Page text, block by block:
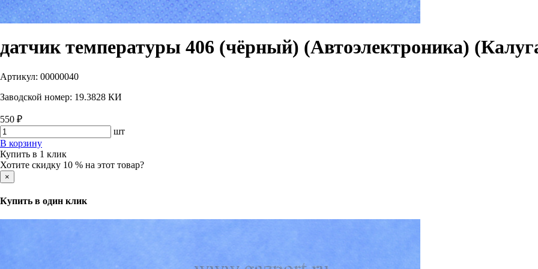
датчик температуры 406 (чёрный) (Автоэлектроника)
Артикул: 00000040
Заводской номер: 19.3828 КИ
550 ₽
шт
В корзину
Купить в 1 клик
Хотите скидку 10 % на этот товар?
×
Купить в один клик